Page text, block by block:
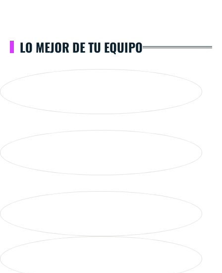
LO MEJOR DE TU EQUIPO